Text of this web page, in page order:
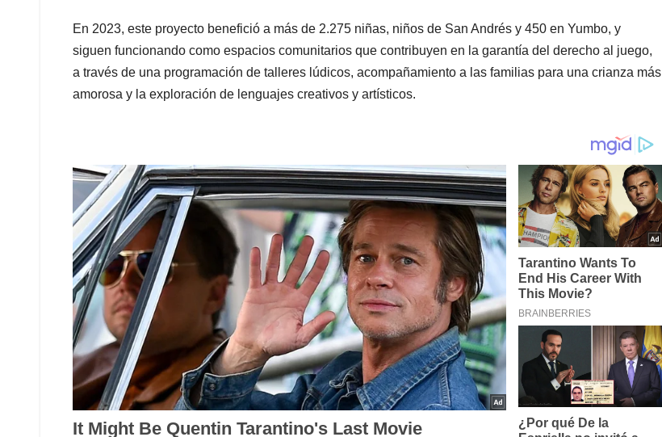
En 2023, este proyecto benefició a más de 2.275 niñas, niños de San Andrés y 450 en Yumbo, y
siguen funcionando como espacios comunitarios que contribuyen en la garantía del derecho al juego,
a través de una programación de talleres lúdicos, acompañamiento a las familias para una crianza más
amorosa y la exploración de lenguajes creativos y artísticos.